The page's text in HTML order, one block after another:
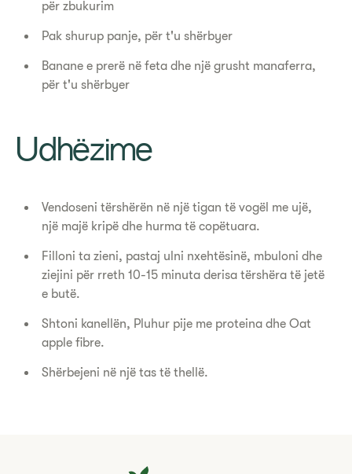
për zbukurim
Pak shurup panje, për t'u shërbyer
Banane e prerë në feta dhe një grusht manaferra,
për t'u shërbyer
Udhëzime
Vendoseni tërshërën në një tigan të vogël me ujë,
një majë kripë dhe hurma të copëtuara.
Filloni ta zieni, pastaj ulni nxehtësinë, mbuloni dhe
ziejini për rreth 10-15 minuta derisa tërshëra të jetë
e butë.
Shtoni kanellën, Pluhur pije me proteina dhe Oat
apple fibre.
Shërbejeni në një tas të thellë.